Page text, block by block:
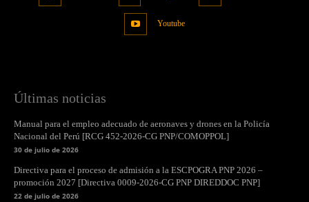
Youtube
Últimas noticias
Manual para el empleo adecuado de aeronaves y drones en la Policía
Nacional del Perú [RCG 452-2026-CG PNP/COMOPPOL]
30 de julio de 2026
Directiva para el proceso de admisión a la ESCPOGRA PNP 2026 –
promoción 2027 [Directiva 0009-2026-CG PNP DIREDDOC PNP]
22 de julio de 2026